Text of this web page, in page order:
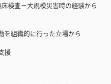
検査－大規模災害時の経験から
を組織的に行った立場から
援